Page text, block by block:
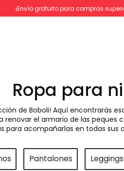
¡Envío gratuito para compras
Ropa para
de Boboli! Aquí encontrarás
renovar el armario de las
para acompañarlas en todas sus
Pantalones Leggings